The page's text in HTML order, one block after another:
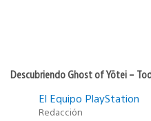
Descubriendo Ghost of Yōtei –
El Equipo PlayStation
Redacción